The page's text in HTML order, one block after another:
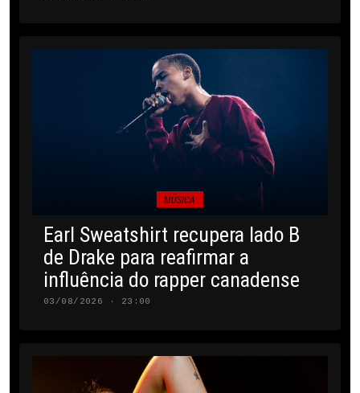
MÚSICA
Earl Sweatshirt recupera lado B
de Drake para reafirmar a
influência do rapper canadense
03/08/2026 · 23:00